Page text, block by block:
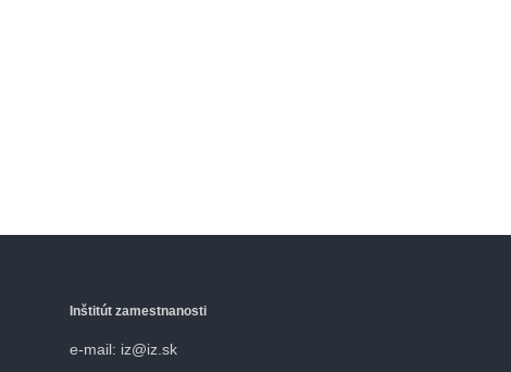
Inštitút zamestnanosti
e-mail: iz@iz.sk